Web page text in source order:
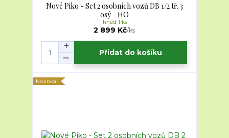
Nové Piko - Set 2 osobních vozů DB 1/2 tř. 3
osý - HO
2 899 Kč/ks
ihned 1 ks
Přidat do košíku
Novinka